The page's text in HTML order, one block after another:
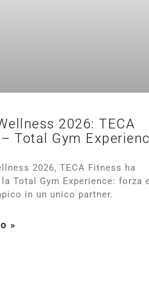
2026: TECA
Total Gym
2026, TECA Fitness ha
Total Gym Experience: forza
in un unico partner.
»